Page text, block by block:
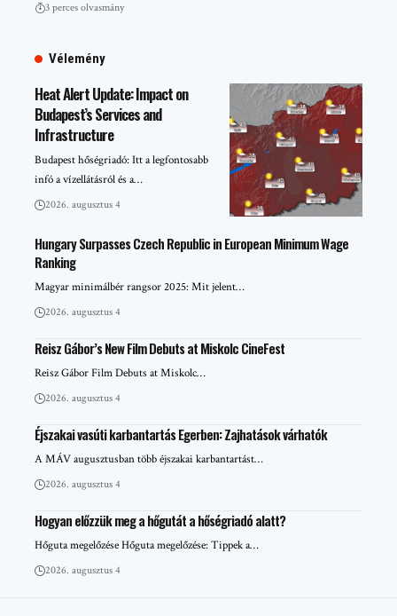
3 perces olvasmány
Vélemény
Heat Alert Update: Impact on
Budapest’s Services and
Infrastructure
Budapest hőségriadó: Itt a legfontosabb
infó a vízellátásról és a…
2026. augusztus 4
Hungary Surpasses Czech Republic in European Minimum Wage
Ranking
Magyar minimálbér rangsor 2025: Mit jelent…
2026. augusztus 4
Reisz Gábor’s New Film Debuts at Miskolc CineFest
Reisz Gábor Film Debuts at Miskolc…
2026. augusztus 4
Éjszakai vasúti karbantartás Egerben: Zajhatások várhatók
A MÁV augusztusban több éjszakai karbantartást…
2026. augusztus 4
Hogyan előzzük meg a hőgutát a hőségriadó alatt?
Hőguta megelőzése Hőguta megelőzése: Tippek a…
2026. augusztus 4